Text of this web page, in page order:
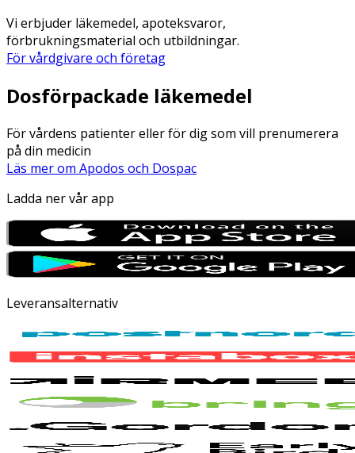
Vi erbjuder läkemedel, apoteksvaror,
förbrukningsmaterial och utbildningar.
För vårdgivare och företag
Dosförpackade läkemedel
För vårdens patienter eller för dig som vill prenumerera
på din medicin
Läs mer om Apodos och Dospac
Ladda ner vår app
Leveransalternativ